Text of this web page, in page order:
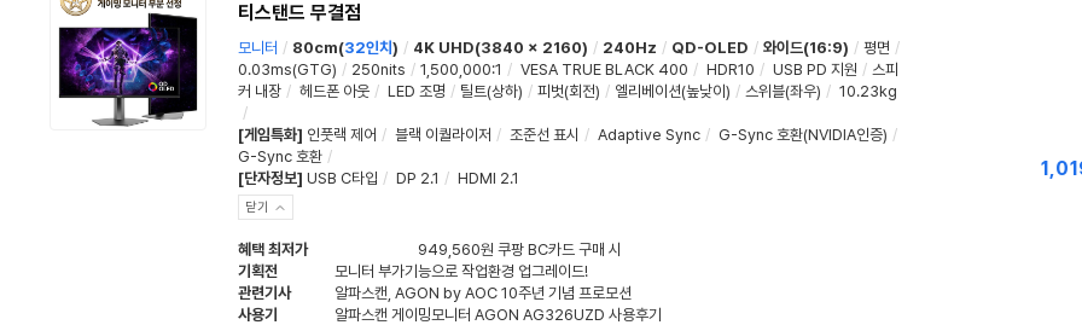
티스탠드 무결점
모니터 / 80cm(32인치 ) / 4K UHD(3840 x 2160) / 240Hz / QD-OLED / 와이드(16:9) / 평면 /
0.03ms(GTG) / 250nits / 1,500,000:1 / VESA TRUE BLACK 400 / HDR10 / USB PD 지원 / 스피
커 내장 / 헤드폰 아웃 / LED 조명 / 틸트(상하) / 피벗(회전) / 엘리베이션(높낮이) / 스위블(좌우) / 10.23kg
/
[게임특화] 인풋랙 제어 / 블랙 이퀄라이저 / 조준선 표시 / Adaptive Sync / G-Sync 호환(NVIDIA인증) /
G-Sync 호환 /
[단자정보] USB C타입 / DP 2.1 / HDMI 2.1
닫기
혜택 최저가
949,560원 쿠팡 BC카드 구매 시
기획전
모니터 부가기능으로 작업환경 업그레이드!
관련기사
알파스캔, AGON by AOC 10주년 기념 프로모션
사용기
알파스캔 게이밍모니터 AGON AG326UZD 사용후기